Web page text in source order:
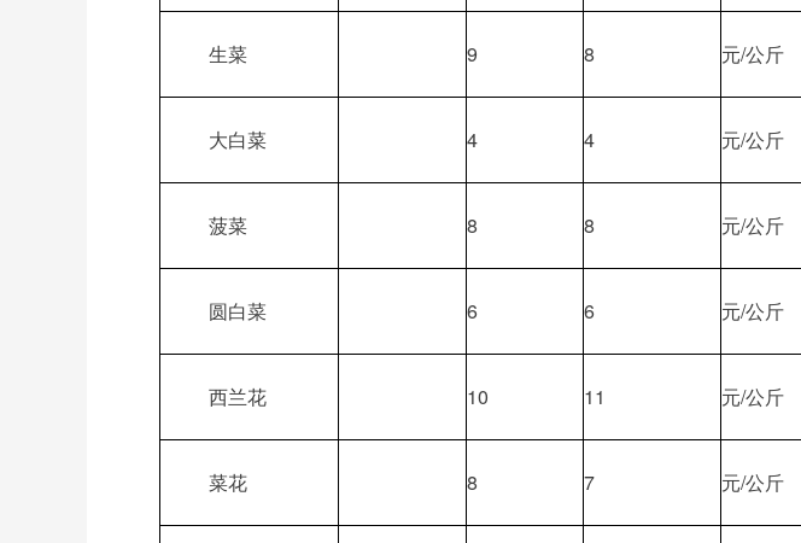
生菜 9 8 元/公斤
大白菜 4 4 元/公斤
菠菜 8 8 元/公斤
圆白菜 6 6 元/公斤
西兰花 10 11 元/公斤
菜花 8 7 元/公斤